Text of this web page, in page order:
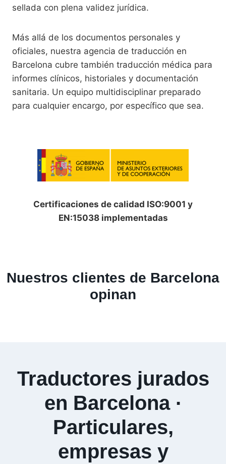
sellada con plena validez jurídica.
Más allá de los documentos personales y
oficiales, nuestra agencia de traducción en
Barcelona cubre también traducción médica para
informes clínicos, historiales y documentación
sanitaria. Un equipo multidisciplinar preparado
para cualquier encargo, por específico que sea.
Certificaciones de calidad ISO:9001 y
EN:15038 implementadas
Nuestros clientes de Barcelona
opinan
Traductores jurados
en Barcelona ·
Particulares,
empresas y